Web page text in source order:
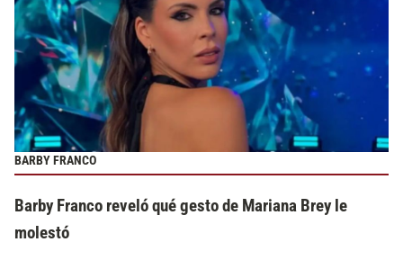
BARBY FRANCO
Barby Franco reveló qué gesto de Mariana Brey le
molestó